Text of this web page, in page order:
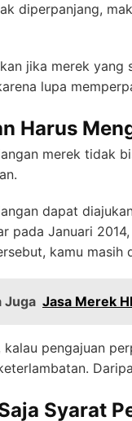
diperpanjang,
jika merek
lupa
Harus
merek tidak
dapat
pada Januari
kamu masih
Juga Jasa Merek
kalau pengajuan
Syarat